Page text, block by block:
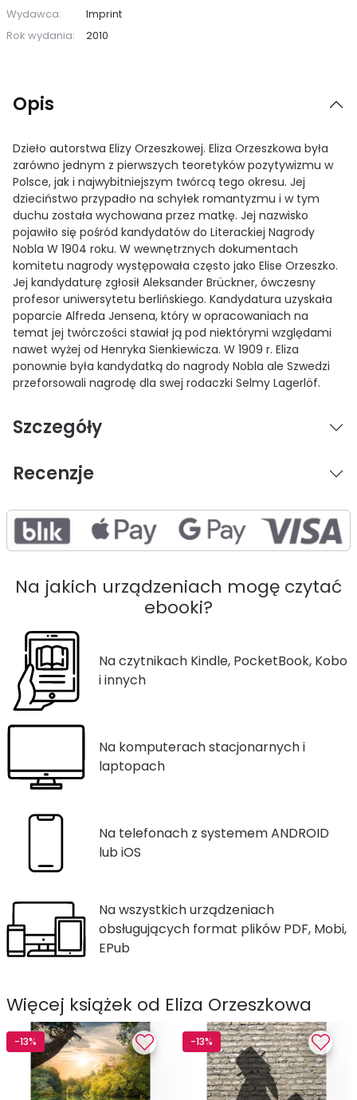
Wydawca:
Imprint
Rok wydania:
2010
Opis
Dzieło autorstwa Elizy Orzeszkowej. Eliza Orzeszkowa była
zarówno jednym z pierwszych teoretyków pozytywizmu w
Polsce, jak i najwybitniejszym twórcą tego okresu. Jej
dzieciństwo przypadło na schyłek romantyzmu i w tym
duchu została wychowana przez matkę. Jej nazwisko
pojawiło się pośród kandydatów do Literackiej Nagrody
Nobla W 1904 roku. W wewnętrznych dokumentach
komitetu nagrody występowała często jako Elise Orzeszko.
Jej kandydaturę zgłosił Aleksander Brückner, ówczesny
profesor uniwersytetu berlińskiego. Kandydatura uzyskała
poparcie Alfreda Jensena, który w opracowaniach na
temat jej twórczości stawiał ją pod niektórymi względami
nawet wyżej od Henryka Sienkiewicza. W 1909 r. Eliza
ponownie była kandydatką do nagrody Nobla ale Szwedzi
przeforsowali nagrodę dla swej rodaczki Selmy Lagerlöf.
Szczegóły
Recenzje
Na jakich urządzeniach mogę czytać
ebooki?
Na czytnikach Kindle, PocketBook, Kobo
i innych
Na komputerach stacjonarnych i
laptopach
Na telefonach z systemem ANDROID
lub iOS
Na wszystkich urządzeniach
obsługujących format plików PDF, Mobi,
EPub
Więcej książek od Eliza Orzeszkowa
-13% -13%